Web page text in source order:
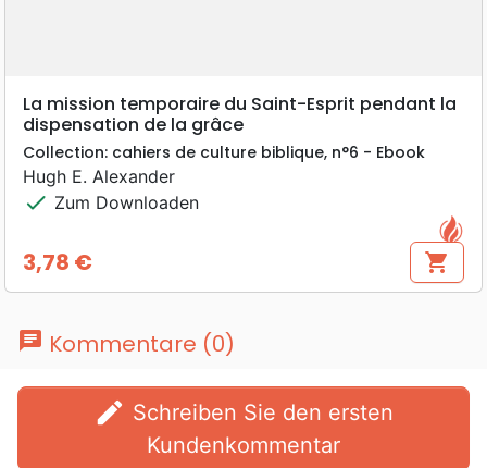
La mission temporaire du Saint-Esprit pendant la
dispensation de la grâce
Collection: cahiers de culture biblique, n°6 - Ebook
Hugh E. Alexander
check Zum Downloaden
Preis
3,78 € shopping_cart
chat Kommentare (0)
edit
Kundenkommentar